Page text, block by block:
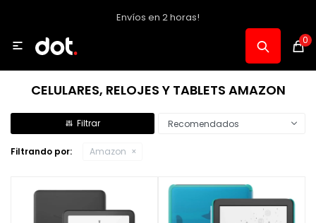
Envíos en 2 horas!
0

CELULARES, RELOJES Y TABLETS AMAZON
Recomendados
Filtrando por: Amazon
Notebooks y PC
Informática